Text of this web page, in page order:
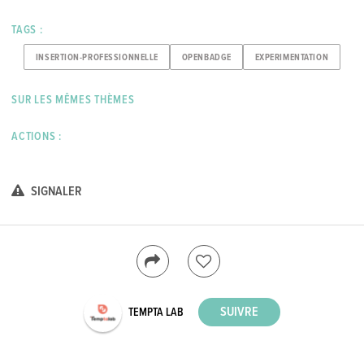
TAGS :
INSERTION-PROFESSIONNELLE OPENBADGE EXPERIMENTATION
SUR LES MÊMES THÈMES
ACTIONS :
SIGNALER
TEMPTA LAB